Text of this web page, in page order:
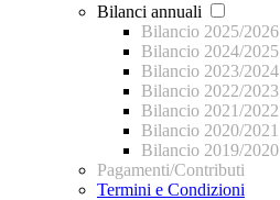
Bilanci annuali
Bilancio 2025/2026
Bilancio 2024/2025
Bilancio 2023/2024
Bilancio 2022/2023
Bilancio 2021/2022
Bilancio 2020/2021
Bilancio 2019/2020
Pagamenti/Contributi
Termini e Condizioni